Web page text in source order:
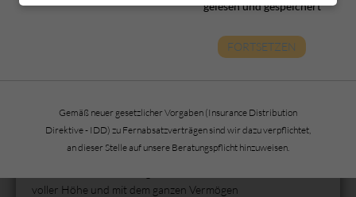
Sie finanziell in voller Höhe verantwortlich. Eine passende
selbst der friedlichste Vierbeiner kann sich beispielsweise
losreißen, auf die Straße laufen und einen schweren
Verkehrsunfall verursachen. In solchen Fällen kann es für Sie
voller Höhe und mit dem ganzen Vermögen
gelesen und gespeichert
FORTSETZEN
Gemäß neuer gesetzlicher Vorgaben (Insurance Distribution
Direktive - IDD) zu Fernabsatzverträgen sind wir dazu verpflichtet,
an dieser Stelle auf unsere Beratungspflicht hinzuweisen.